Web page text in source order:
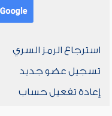
استرجاع الرمز السري
تسجيل عضو جديد
إعادة تفعيل حساب